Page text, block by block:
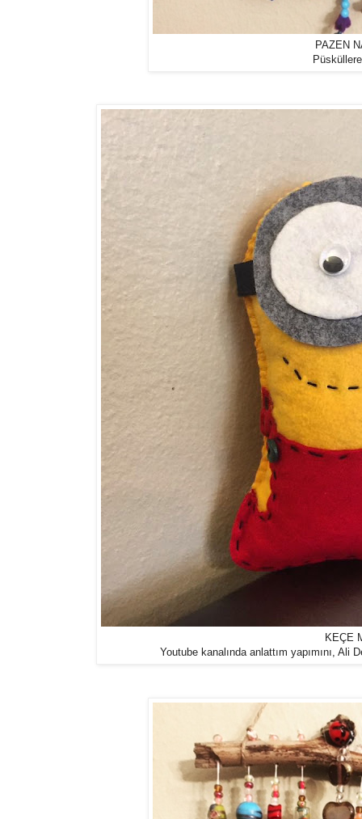
PAZEN
KEÇE
Youtube kanalında anlattım yapımını,